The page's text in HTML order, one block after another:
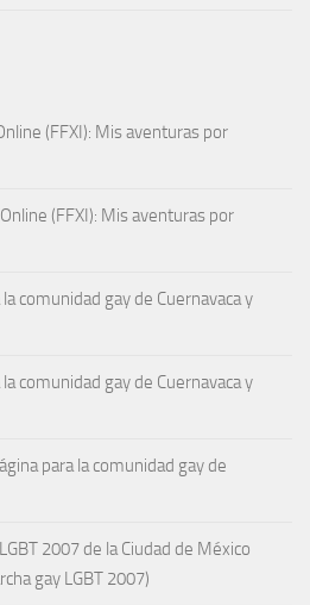
(FFXI): Mis aventuras por
(FFXI): Mis aventuras por
comunidad gay de Cuernavaca y
comunidad gay de Cuernavaca y
para la comunidad gay de
2007 de la Ciudad de México
gay LGBT 2007)